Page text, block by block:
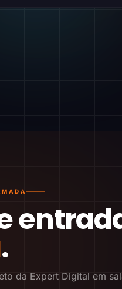
.
da Expert Digital em